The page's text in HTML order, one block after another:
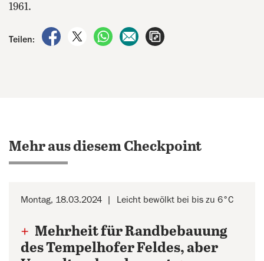
1961.
Teilen:
auf Facebook teilen
auf X teilenper WhatsApp teilen
per E-Mail teilen
Mehr aus diesem Checkpoint
Montag, 18.03.2024 Leicht bewölkt bei bis zu 6°C
+ Mehrheit für Randbebauung
des Tempelhofer Feldes, aber